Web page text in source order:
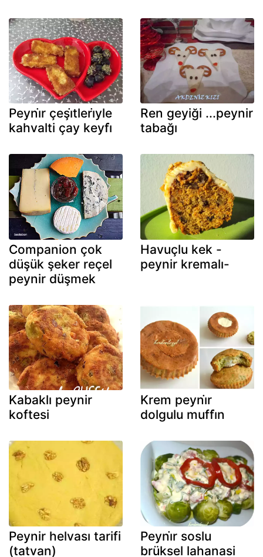
Peyni̇r çeşi̇tleri̇yle
kahvalti çay keyfi̇
Ren geyiği ...peynir
tabağı
Companion çok
düşük şeker reçel
peynir düşmek
Havuçlu kek -
peynir kremalı-
Kabaklı peynir
koftesi
Krem peyni̇r
dolgulu muffi̇n
Peynir helvası tarifi
(tatvan)
Peyni̇r soslu
brüksel lahanasi